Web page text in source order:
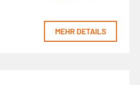
MEHR DETAILS